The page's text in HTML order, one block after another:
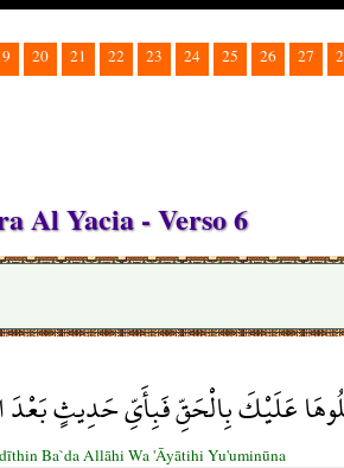
20 21 22 23 24 25 26 27
Al Yacia - Verso 6
عَلَيْكَ بِالْحَقِّ فَبِأَيِّ حَدِيثٍ بَعْدَ
Ba`da Allāhi Wa 'Āyātihi Yu'uminūna